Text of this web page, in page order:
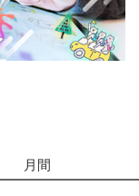
月間